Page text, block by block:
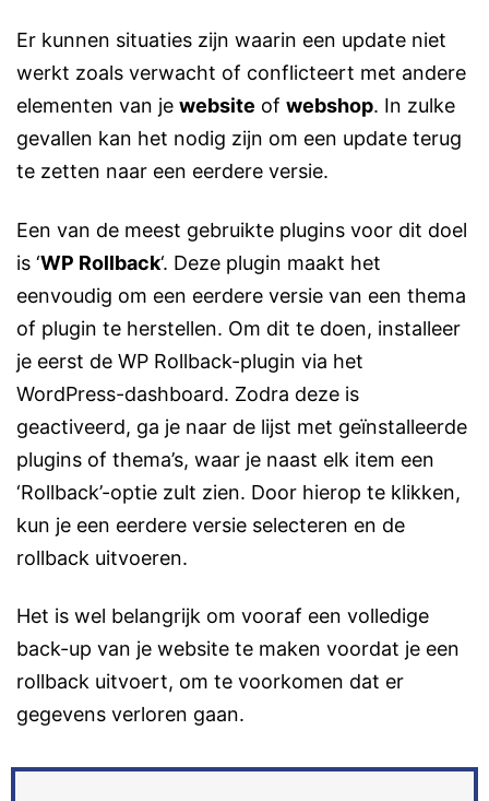
Er kunnen situaties zijn waarin een update niet
werkt zoals verwacht of conflicteert met andere
elementen van je website of webshop. In zulke
gevallen kan het nodig zijn om een update terug
te zetten naar een eerdere versie.
Een van de meest gebruikte plugins voor dit doel
is ‘WP Rollback‘. Deze plugin maakt het
eenvoudig om een eerdere versie van een thema
of plugin te herstellen. Om dit te doen, installeer
je eerst de WP Rollback-plugin via het
WordPress-dashboard. Zodra deze is
geactiveerd, ga je naar de lijst met geïnstalleerde
plugins of thema’s, waar je naast elk item een
‘Rollback’-optie zult zien. Door hierop te klikken,
kun je een eerdere versie selecteren en de
rollback uitvoeren.
Het is wel belangrijk om vooraf een volledige
back-up van je website te maken voordat je een
rollback uitvoert, om te voorkomen dat er
gegevens verloren gaan.